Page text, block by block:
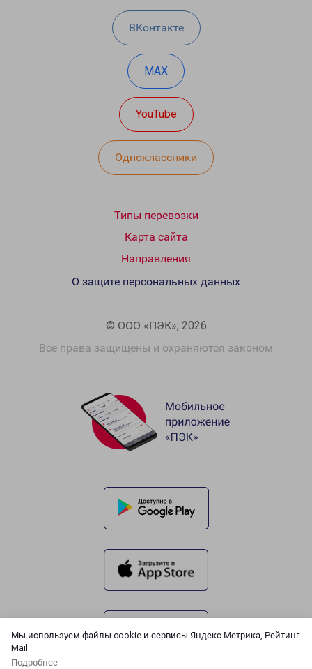
Мы используем файлы cookie и сервисы Яндекс.Метрика, Рейтинг
Mail
Подробнее
ВКонтакте
MAX
YouTube
Одноклассники
Типы перевозки
Карта сайта
Направления
© ООО «ПЭК», 2026
Все права защищены и охраняются законом
О защите персональных данных